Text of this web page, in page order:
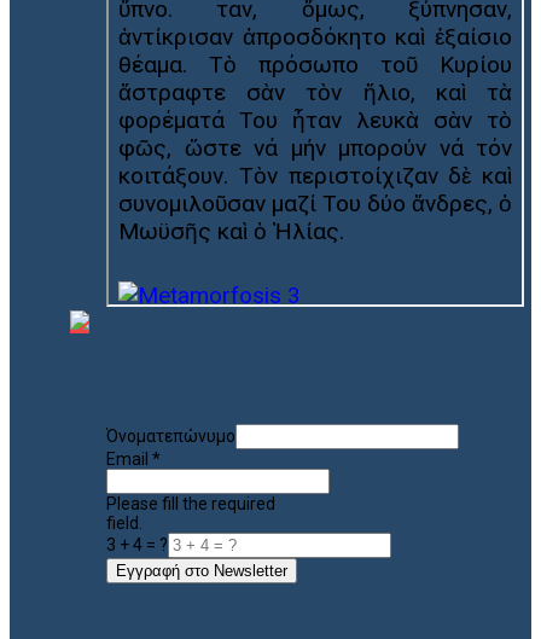
Όνοματεπώνυμο
Email *
Please fill the required
field.
3 + 4 = ?
Εγγραφή στο Newsletter